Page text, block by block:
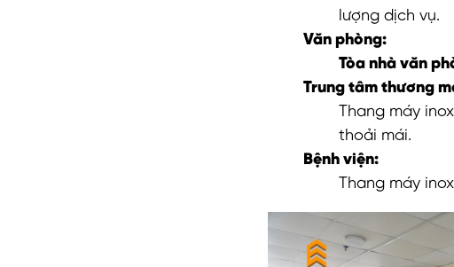
lượng dịch vụ.
Văn phòng:
Tòa nhà văn
Trung tâm thương
Thang máy
thoải mái.
Bệnh viện:
Thang máy